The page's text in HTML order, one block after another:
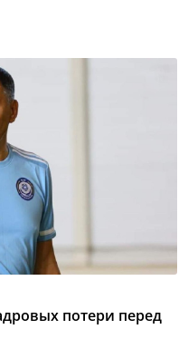
потери перед